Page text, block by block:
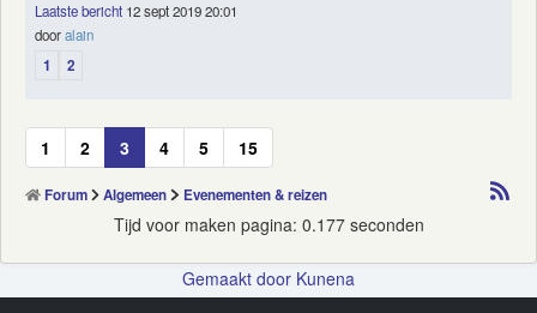
Laatste bericht 12 sept 2019 20:01
dooralain
1 2
1 2 3 4 5 15
Forum Algemeen Evenementen & reizen
Tijd voor maken pagina: 0.177 seconden
Gemaakt door Kunena